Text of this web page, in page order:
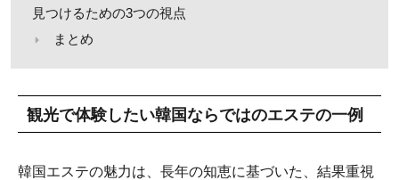
見つけるための3つの視点
まとめ
観光で体験したい韓国ならではのエステの一例
韓国エステの魅力は、長年の知恵に基づいた、結果重視